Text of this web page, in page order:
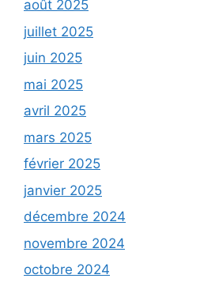
août 2025
juillet 2025
juin 2025
mai 2025
avril 2025
mars 2025
février 2025
janvier 2025
décembre 2024
novembre 2024
octobre 2024